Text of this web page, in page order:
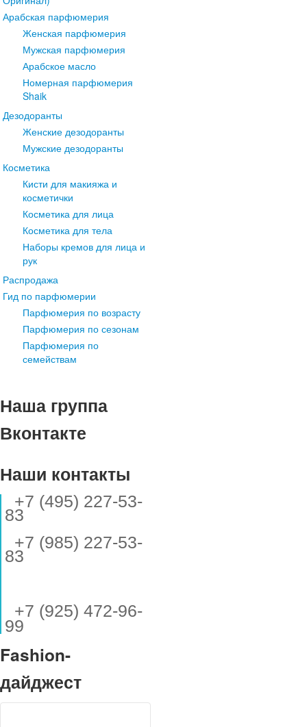
Арабская парфюмерия
Женская парфюмерия
Мужская парфюмерия
Арабское масло
Номерная парфюмерия
Shaik
Дезодоранты
Женские дезодоранты
Мужские дезодоранты
Косметика
Кисти для макияжа и
косметички
Косметика для лица
Косметика для тела
Наборы кремов для лица и
рук
Распродажа
Гид по парфюмерии
Парфюмерия по возрасту
Парфюмерия по сезонам
Парфюмерия по
семействам
Наша группа
Вконтакте
Наши контакты
+7 (495) 227-53-
83
+7 (985) 227-53-
83
+7 (925) 472-96-
99
Fashion-
дайджест